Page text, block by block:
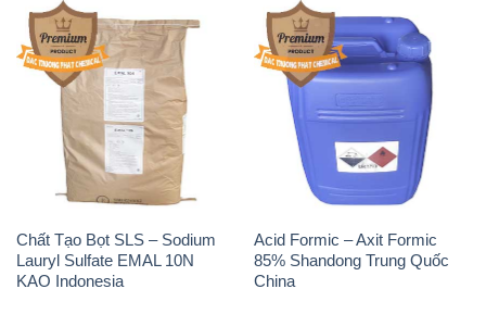
Chất Tạo Bọt SLS – Sodium
Lauryl Sulfate EMAL 10N
KAO Indonesia
Acid Formic – Axit Formic
85% Shandong Trung Quốc
China